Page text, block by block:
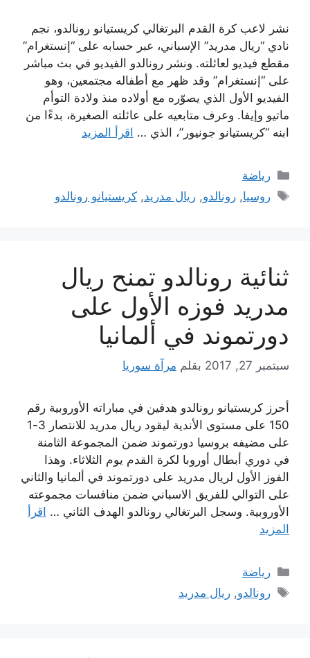
نشر لاعب كرة القدم البرتغالي كريستيانو رونالدو، نجم
نادي “ريال مدريد” الإسباني، عبر حسابه على “إنستغرام”
مقطع فيديو لعائلته. ونشر رونالدو الفيديو في بث مباشر
على “إنستغرام” وقد ظهر مع أطفاله مجتمعين، وهو
الفيديو الأول الذي يصوّره مع أولاده منذ ولادة التوأم
ماتيو وإيفا. وعرف متابعيه على عائلته الصغيرة، بدءًا من
ابنه “كريستيانو جونيور”، الذي … اقرأ المزيد
التصنيفات
رياضة
الوسوم
روسيا,رونالدو,ريال مدريد,كريستيانو رونالدو
ثنائية رونالدو تمنح ريال
مدريد فوزه الأول على
دورتموند في ألمانيا
سبتمبر 27, 2017 بقلم مرآة سوريا
أحرز كريستيانو رونالدو هدفين في مباراته الأوروبية رقم
150 على مستوى الأندية ليقود ريال مدريد للانتصار 3-1
على مضيفه بروسيا دورتموند‭‭‭ ‬‬‬ضمن المجموعة الثامنة
في دوري أبطال أوروبا لكرة القدم يوم الثلاثاء. وهذا
الفوز الأول لريال مدريد على دورتموند في ألمانيا والثاني
على التوالي للفريق الاسباني ضمن منافسات مجموعته
الأوروبية. وسجل البرتغالي رونالدو الهدف الثاني … اقرأ
المزيد
التصنيفات
رياضة
الوسوم
رونالدو,ريال مدريد